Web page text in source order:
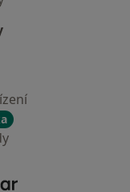
- Hlavní stránka